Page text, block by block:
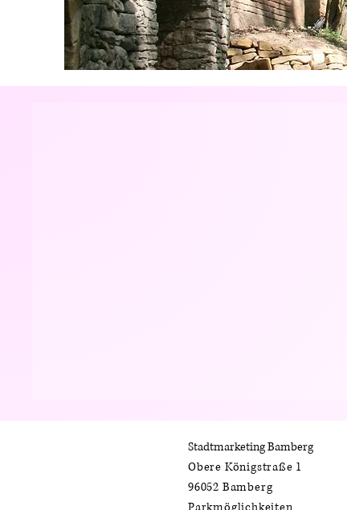
Stadtmarketing Bamberg
Obere Königstraße 1
96052 Bamberg